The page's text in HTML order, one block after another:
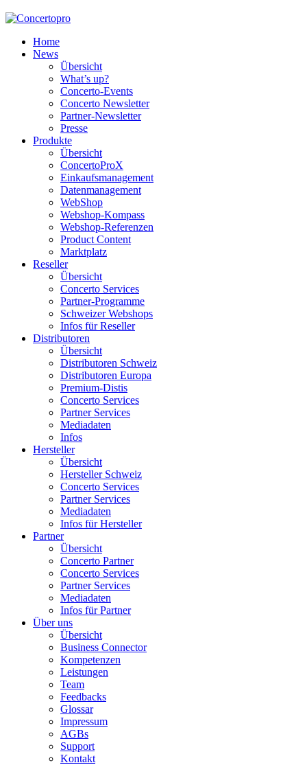
Home
News
Übersicht
What’s up?
Concerto-Events
Concerto Newsletter
Partner-Newsletter
Presse
Produkte
Übersicht
ConcertoProX
Einkaufsmanagement
Datenmanagement
WebShop
Webshop-Kompass
Webshop-Referenzen
Product Content
Marktplatz
Reseller
Übersicht
Concerto Services
Partner-Programme
Schweizer Webshops
Infos für Reseller
Distributoren
Übersicht
Distributoren Schweiz
Distributoren Europa
Premium-Distis
Concerto Services
Partner Services
Mediadaten
Infos
Hersteller
Übersicht
Hersteller Schweiz
Concerto Services
Partner Services
Mediadaten
Infos für Hersteller
Partner
Übersicht
Concerto Partner
Concerto Services
Partner Services
Mediadaten
Infos für Partner
Über uns
Übersicht
Business Connector
Kompetenzen
Leistungen
Team
Feedbacks
Glossar
Impressum
AGBs
Support
Kontakt